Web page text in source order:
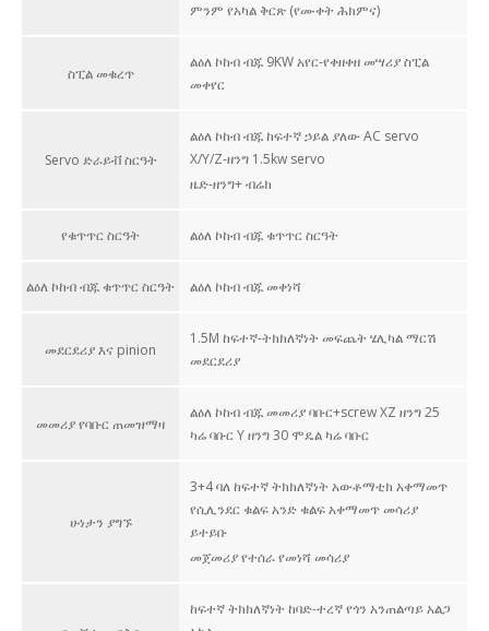
ምንም የአካል ቅርጽ (የሙቀት ሕክምና)
ስፒል መቁረጥ
ልዕለ ኮከብ ብጁ 9KW አየር-የቀዘቀዘ መሣሪያ ስፒል
መቀየር
Servo ድራይቭ ስርዓት
ልዕለ ኮከብ ብጁ ከፍተኛ ኃይል ያለው AC servo
X/Y/Z-ዘንግ 1.5kw servo
ዜድ-ዘንግ+ ብሬክ
የቁጥጥር ስርዓት ልዕለ ኮከብ ብጁ ቁጥጥር ስርዓት
ልዕለ ኮከብ ብጁ ቁጥጥር ስርዓት ልዕለ ኮከብ ብጁ መቀነሻ
መደርደሪያ እና pinion
1.5M ከፍተኛ-ትክክለኛነት መፍጨት ሄሊካል ማርሽ
መደርደሪያ
መመሪያ የባቡር ጠመዝማዛ
ልዕለ ኮከብ ብጁ መመሪያ ባቡር+screw XZ ዘንግ 25
ካሬ ባቡር Y ዘንግ 30 ሞዴል ካሬ ባቡር
ሁነታን ያግኙ
3+4 ባለ ከፍተኛ ትክክለኛነት አውቶማቲክ አቀማመጥ
የሲሊንደር ቁልፍ አንድ ቁልፍ አቀማመጥ መሳሪያ
ይተይቡ
መጀመሪያ የተሰራ የመነሻ መሳሪያ
ከፍተኛ ትክክለኛነት ከባድ-ተረኛ የጎን አንጠልጣይ አልጋ